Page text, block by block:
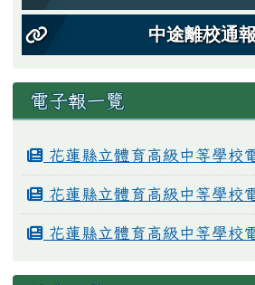
中途離校通
電子報一覽
花蓮縣立體育高級中等學校
花蓮縣立體育高級中等學校
花蓮縣立體育高級中等學校